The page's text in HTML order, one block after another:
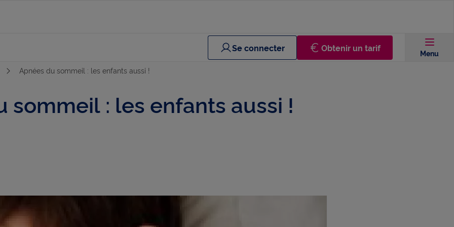
Se connecter Obtenir un tarif
Menu
Apnées du sommeil : les enfants aussi !
sommeil : les enfants aussi !